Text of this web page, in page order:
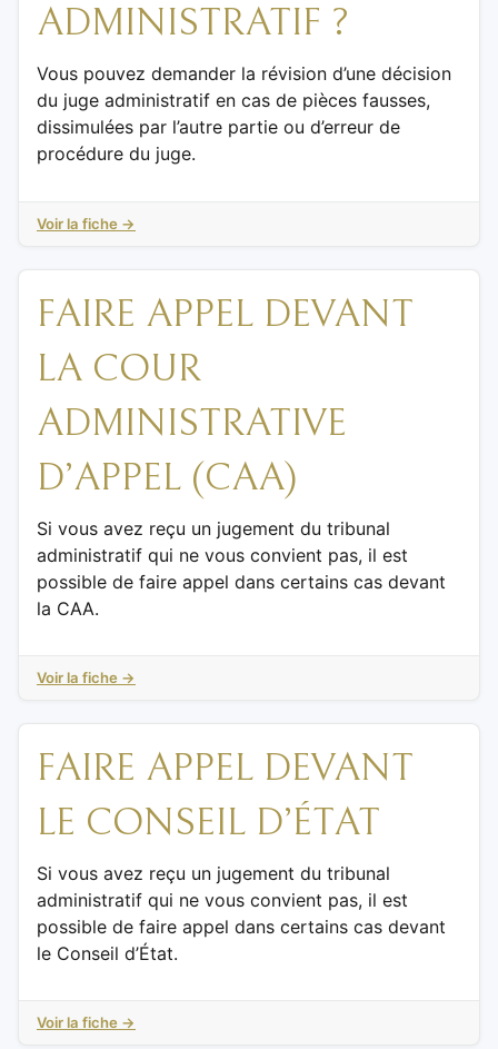
ADMINISTRATIF ?
Vous pouvez demander la révision d’une décision
du juge administratif en cas de pièces fausses,
dissimulées par l’autre partie ou d’erreur de
procédure du juge.
Voir la fiche →
FAIRE APPEL DEVANT
LA COUR
ADMINISTRATIVE
D’APPEL (CAA)
Si vous avez reçu un jugement du tribunal
administratif qui ne vous convient pas, il est
possible de faire appel dans certains cas devant
la CAA.
Voir la fiche →
FAIRE APPEL DEVANT
LE CONSEIL D’ÉTAT
Si vous avez reçu un jugement du tribunal
administratif qui ne vous convient pas, il est
possible de faire appel dans certains cas devant
le Conseil d’État.
Voir la fiche →